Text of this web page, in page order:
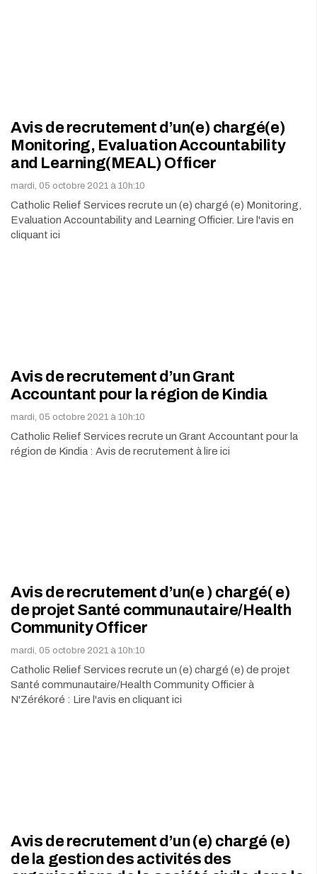
Avis de recrutement d’un(e) chargé(e)
Monitoring, Evaluation Accountability
and Learning(MEAL) Officer
mardi, 05 octobre 2021 à 10h:10
Catholic Relief Services recrute un (e) chargé (e) Monitoring,
Evaluation Accountability and Learning Officier. Lire l'avis en
cliquant ici
Avis de recrutement d’un Grant
Accountant pour la région de Kindia
mardi, 05 octobre 2021 à 10h:10
Catholic Relief Services recrute un Grant Accountant pour la
région de Kindia : Avis de recrutement à lire ici
Avis de recrutement d’un(e ) chargé( e)
de projet Santé communautaire/Health
Community Officer
mardi, 05 octobre 2021 à 10h:10
Catholic Relief Services recrute un (e) chargé (e) de projet
Santé communautaire/Health Community Officier à
N'Zérékoré : Lire l'avis en cliquant ici
Avis de recrutement d’un (e) chargé (e)
de la gestion des activités des